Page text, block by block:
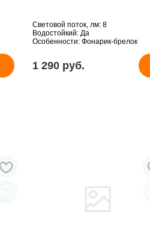
Световой поток, лм: 8
Водостойкий: Да
Особенности: Фонарик-брелок
1 290 pуб.